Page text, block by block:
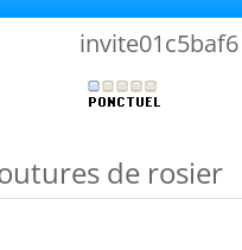
invite01c5baf6
de rosier